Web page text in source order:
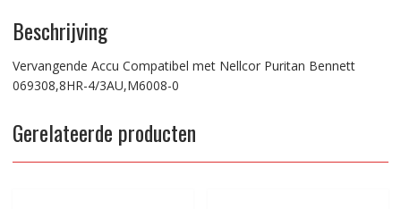
Beschrijving
Vervangende Accu Compatibel met Nellcor Puritan Bennett
069308,8HR-4/3AU,M6008-0
Gerelateerde producten